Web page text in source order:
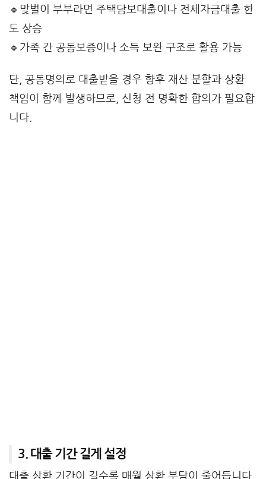
🔹맞벌이 부부라면 주택담보대출이나 전세자금대출 한
도 상승
🔹가족 간 공동보증이나 소득 보완 구조로 활용 가능
단, 공동명의로 대출받을 경우 향후 재산 분할과 상환
책임이 함께 발생하므로, 신청 전 명확한 합의가 필요합
니다.
3. 대출 기간 길게 설정
대출 상환 기간이 길수록 매월 상환 부담이 줄어듭니다.